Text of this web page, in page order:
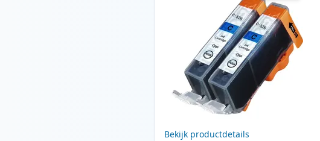
Bekijk productdetails